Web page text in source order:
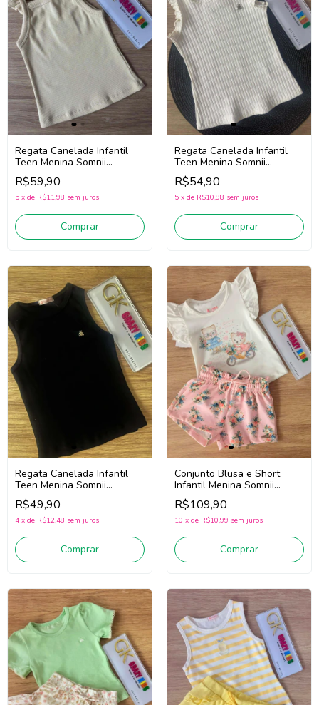
Regata Canelada Infantil
Teen Menina Somnii
4253013 (Bege Claro)
R$59,90
5 x de R$11,98 sem juros
Comprar
Regata Canelada Infantil
Teen Menina Somnii
4253012 (Off White)
R$54,90
5 x de R$10,98 sem juros
Comprar
Regata Canelada Infantil
Teen Menina Somnii
4253011 (Preto)
R$49,90
4 x de R$12,48 sem juros
Comprar
Conjunto Blusa e Short
Infantil Menina Somnii
3263085 (Off White/Rosa)
R$109,90
10 x de R$10,99 sem juros
Comprar